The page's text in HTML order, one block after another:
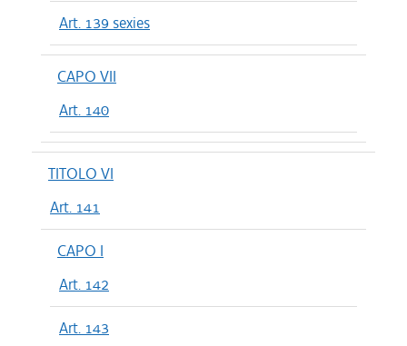
Art. 139 sexies
CAPO VII
Art. 140
TITOLO VI
Art. 141
CAPO I
Art. 142
Art. 143